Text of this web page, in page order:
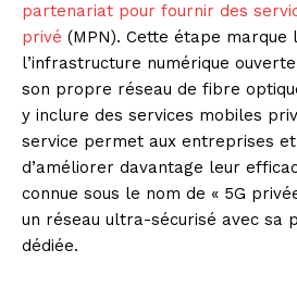
partenariat pour fournir des
privé (MPN). Cette étape marque
l’infrastructure numérique
son propre réseau de fibre
y inclure des services mobiles
service permet aux entreprises
d’améliorer davantage leur
connue sous le nom de « 5G
un réseau ultra-sécurisé avec sa
dédiée.